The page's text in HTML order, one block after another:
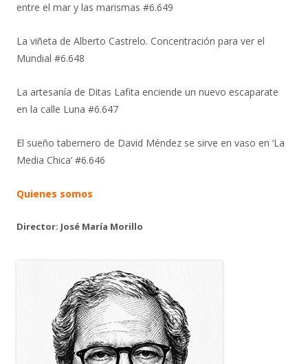
entre el mar y las marismas #6.649
La viñeta de Alberto Castrelo. Concentración para ver el
Mundial #6.648
La artesanía de Ditas Lafita enciende un nuevo escaparate
en la calle Luna #6.647
El sueño tabernero de David Méndez se sirve en vaso en ‘La
Media Chica’ #6.646
Quienes somos
Director: José María Morillo